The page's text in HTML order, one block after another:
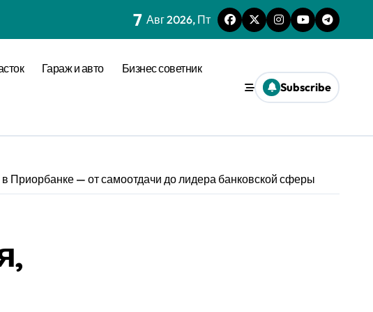
7 Авг 2026, Пт
Гараж и авто Бизнес советник
Subscribe
Приорбанке — от самоотдачи до лидера банковской сферы